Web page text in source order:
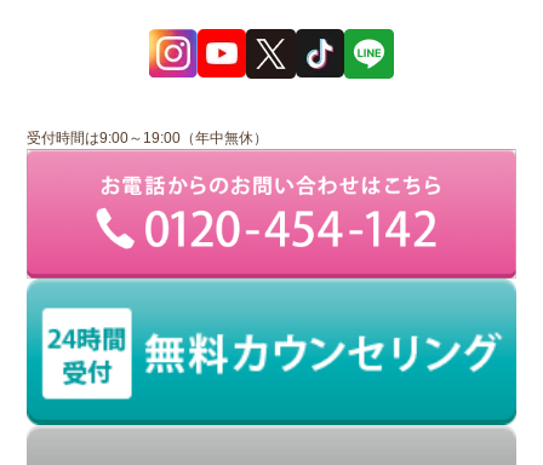
受付時間は9:00～19:00（年中無休）